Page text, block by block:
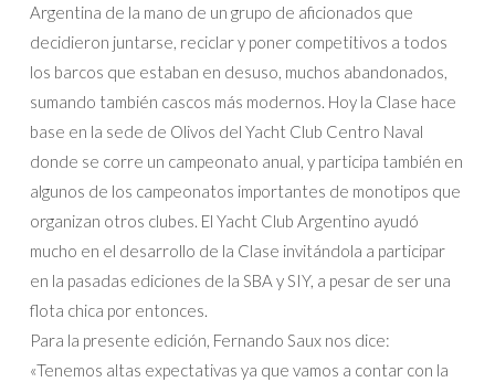
Argentina de la mano de un grupo de aficionados que
decidieron juntarse, reciclar y poner competitivos a todos
los barcos que estaban en desuso, muchos abandonados,
sumando también cascos más modernos. Hoy la Clase hace
base en la sede de Olivos del Yacht Club Centro Naval
donde se corre un campeonato anual, y participa también en
algunos de los campeonatos importantes de monotipos que
organizan otros clubes. El Yacht Club Argentino ayudó
mucho en el desarrollo de la Clase invitándola a participar
en la pasadas ediciones de la SBA y SIY, a pesar de ser una
flota chica por entonces.
Para la presente edición, Fernando Saux nos dice:
«Tenemos altas expectativas ya que vamos a contar con la